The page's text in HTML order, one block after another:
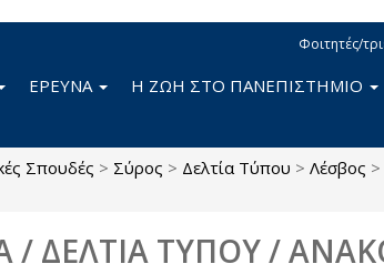
Φοιτητές/
ΕΡΕΥΝΑ Η ΖΩΗ ΣΤΟ ΠΑΝΕΠΙΣΤΗΜΙΟ
Σπουδές > Σύρος > Δελτία Τύπου > Λέσβος >
/ ΔΕΛΤΙΑ ΤΥΠΟΥ /